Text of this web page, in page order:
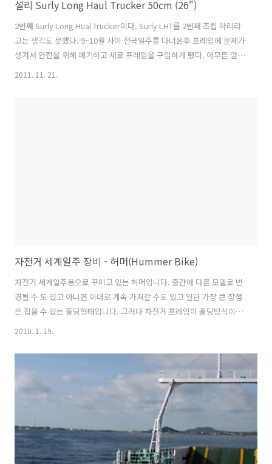
설리 Surly Long Haul Trucker 50cm (26")
2번째 Surly Long Hual Trucker이다. Surly LHT를 2번째 조립 하리라
고는 생각도 못했다. 9~10월 사이 전국일주를 다녀온후 프레임에 문제가
생겨서 안전을 위해 폐기하고 새로 프레임을 구입하게 됐다. 아무튼 앞으
로 잘 타야겠다. 프레임No. M10111740 핸들바 : B135 Randonneur
2011. 11. 21.
자전거 세계일주 장비 - 허머(Hummer Bike)
자전거 세계일주용으로 꾸미고 있는 허머입니다. 중간에 다른 모델로 변
경될 수 도 있고 아니면 이대로 계속 가져갈 수도 있고 일단 가장 큰 장점
은 접을 수 있는 폴딩형태입니다. 그러나 자전거 프레임이 폴딩방식이긴
하지만 프레임 자체가 일반 MTB 프레임보다 무거운게 단점이기도 합니
무게가 올라간다는 것입니다. 자전거가 무거우면 주행능력이 많이 떨어
지기 마련인데... 페니어 기타 이것저것 자전거에 장착하면 어차피 무거
워지는것은 매 한 가지 이겠지만 말입니다. 아무튼 올해 상반기까지 좀
더 타보다가 모델교체는 그 다음에 고려해 봐야겠습니다.
2010. 1. 19.